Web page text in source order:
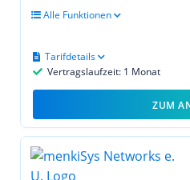
Alle Funktionen
Vertragslaufzeit: 1 Monat
Tarifdetails
ZUM